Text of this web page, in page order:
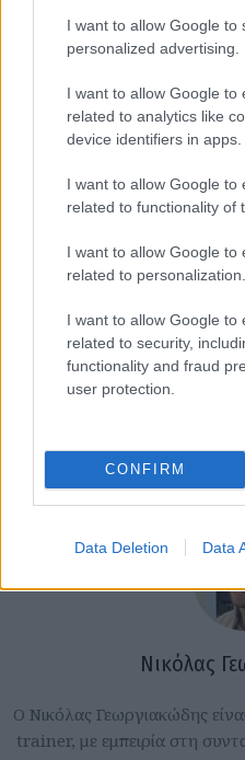
I want to allow Google to
personalized advertising.
I want to allow Google to
related to analytics like
device identifiers in apps.
I want to allow Google to
related to functionality of
I want to allow Google to
related to personalization.
I want to allow Google to
related to security,
functionality and fraud
user protection.
CONFIRM
Data Deletion Data
Νικόλας
Ο Νικόλας Γεωργιακώδης
trainer, με εμπειρία στη